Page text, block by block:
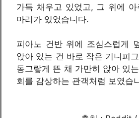
가득 채우고 있었고, 그 위에
마리가 있었습니다.
피아노 건반 위에 조심스럽게
앉아 있는 건 바로 작은 기니피
동그랗게 뜬 채 가만히 앉아 있
회를 감상하는 관객처럼 보였습